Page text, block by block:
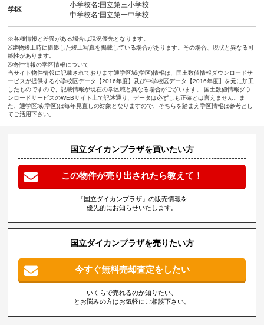
学区
小学校名:国立第三小学校
中学校名:国立第一中学校
※各種情報と差異がある場合は現況優先となります。
※建物竣工時に撮影した竣工写真を掲載している場合があります。その場合、現状と異なる可
能性があります。
※物件情報の学区情報について
当サイト物件情報に記載されております通学区域(学区)情報は、国土数値情報ダウンロードサ
ービスが提供する小学校区データ【2016年度】及び中学校区データ【2016年度】を元に加工
したものですので、記載情報が現在の学区域と異なる場合がございます。 国土数値情報ダウ
ンロードサービスのWEBサイト上で記述通り、データは必ずしも正確とは言えません。ま
た、通学区域(学区)は毎年見直しの対象となりますので、そちらを踏まえ学区情報は参考とし
てご活用下さい。
国立ダイカンプラザを買いたい方
この物件が売り出されたら教えて！
『国立ダイカンプラザ』の販売情報を
優先的にお知らせいたします。
国立ダイカンプラザを売りたい方
今すぐ無料売却査定をしたい
いくらで売れるのか知りたい、
とお悩みの方はお気軽にご相談下さい。